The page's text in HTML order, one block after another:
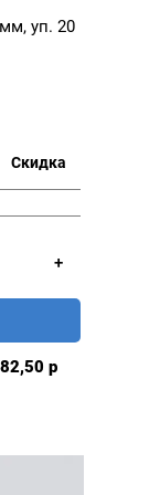
уп. 20
Скидка
+
р